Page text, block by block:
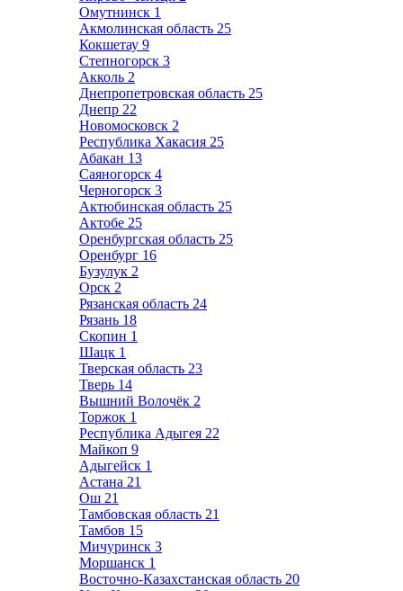
Омутнинск 1
Акмолинская область 25
Кокшетау 9
Степногорск 3
Акколь 2
Днепропетровская область 25
Днепр 22
Новомосковск 2
Республика Хакасия 25
Абакан 13
Саяногорск 4
Черногорск 3
Актюбинская область 25
Актобе 25
Оренбургская область 25
Оренбург 16
Бузулук 2
Орск 2
Рязанская область 24
Рязань 18
Скопин 1
Шацк 1
Тверская область 23
Тверь 14
Вышний Волочёк 2
Торжок 1
Республика Адыгея 22
Майкоп 9
Адыгейск 1
Астана 21
Ош 21
Тамбовская область 21
Тамбов 15
Мичуринск 3
Моршанск 1
Восточно-Казахстанская область 20